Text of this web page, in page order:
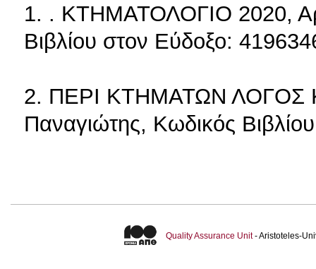
1. . ΚΤΗΜΑΤΟΛΟΓΙΟ 2020,
Βιβλίου στον Εύδοξο:
2. ΠΕΡΙ ΚΤΗΜΑΤΩΝ ΛΟΓΟΣ
Παναγιώτης, Κωδικός
Quality Assurance Unit- Aristoteles-